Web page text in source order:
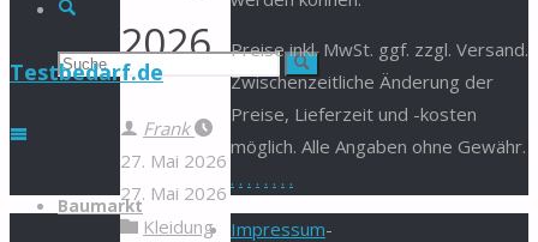
Suche
Suchen Suche
Testbedarf.de
Zum
Baumarkt
2026
Frank
27. Mai 2026
27. Mai 2026
Kleidung
Preise inkl. MwSt. ggf. zzgl. Versand.
Zwischenzeitliche Änderung der
Preise, Lieferzeit und -kosten
möglich. Alle Angaben ohne Gewähr.
. . . . . . . .
Impressum-